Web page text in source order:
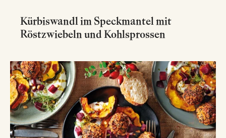
Kürbiswandl im Speckmantel mit
Röstzwiebeln und Kohlsprossen